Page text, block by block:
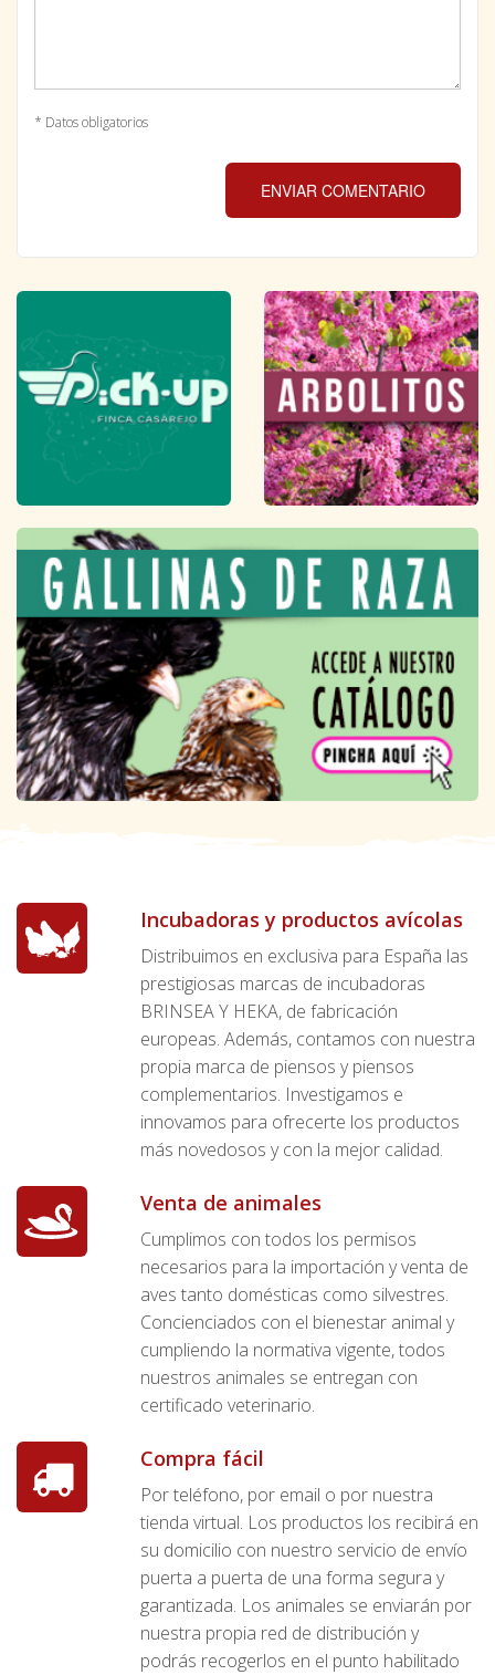
* Datos obligatorios
ENVIAR COMENTARIO
Incubadoras y productos avícolas
Distribuimos en exclusiva para España las
prestigiosas marcas de incubadoras
BRINSEA Y HEKA, de fabricación
europeas. Además, contamos con nuestra
propia marca de piensos y piensos
complementarios. Investigamos e
innovamos para ofrecerte los productos
más novedosos y con la mejor calidad.
Venta de animales
Cumplimos con todos los permisos
necesarios para la importación y venta de
aves tanto domésticas como silvestres.
Concienciados con el bienestar animal y
cumpliendo la normativa vigente, todos
nuestros animales se entregan con
certificado veterinario.
Compra fácil
Por teléfono, por email o por nuestra
tienda virtual. Los productos los recibirá en
su domicilio con nuestro servicio de envío
puerta a puerta de una forma segura y
garantizada. Los animales se enviarán por
nuestra propia red de distribución y
podrás recogerlos en el punto habilitado